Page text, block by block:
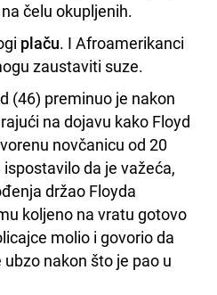
čelu okupljenih.
plaču. I Afroamerikanci
zaustaviti suze.
(46) preminuo je nakon
na dojavu kako Floyd
novčanicu od 20
da je važeća,
držao Floyda
koljeno na vratu gotovo
molio i govorio da
nakon što je pao u